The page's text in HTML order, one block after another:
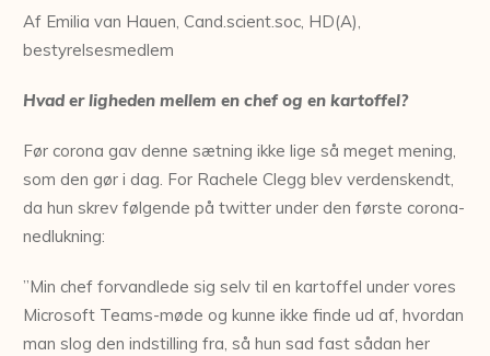
Af Emilia van Hauen, Cand.scient.soc, HD(A),
bestyrelsesmedlem
Hvad er ligheden mellem en chef og en kartoffel?
Før corona gav denne sætning ikke lige så meget mening,
som den gør i dag. For Rachele Clegg blev verdenskendt,
da hun skrev følgende på twitter under den første corona-
nedlukning:
”Min chef forvandlede sig selv til en kartoffel under vores
Microsoft Teams-møde og kunne ikke finde ud af, hvordan
man slog den indstilling fra, så hun sad fast sådan her